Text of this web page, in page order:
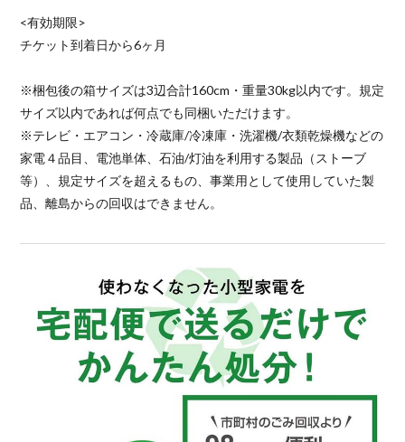
<有効期限>
チケット到着日から6ヶ月
※梱包後の箱サイズは3辺合計160cm・重量30kg以内です。規定
サイズ以内であれば何点でも同梱いただけます。
※テレビ・エアコン・冷蔵庫/冷凍庫・洗濯機/衣類乾燥機などの
家電４品目、電池単体、石油/灯油を利用する製品（ストーブ
等）、規定サイズを超えるもの、事業用として使用していた製
品、離島からの回収はできません。